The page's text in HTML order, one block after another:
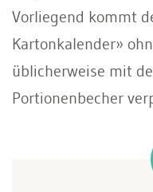
Vorliegend kommt
Kartonkalender»
üblicherweise mit
Portionenbecher